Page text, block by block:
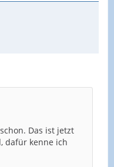
Das ist jetzt
dafür kenne ich